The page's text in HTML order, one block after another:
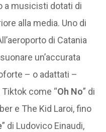
a musicisti dotati di
alla media. Uno di
di Catania
un’accurata
– o adattati –
come “Oh No” di
e The Kid Laroi, fino
” di Ludovico Einaudi,